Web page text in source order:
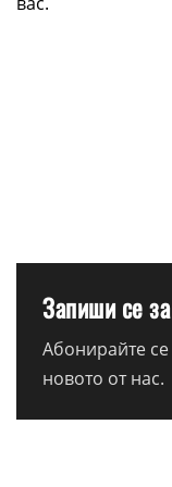
Запиши се
Абонирайте
новото от нас.